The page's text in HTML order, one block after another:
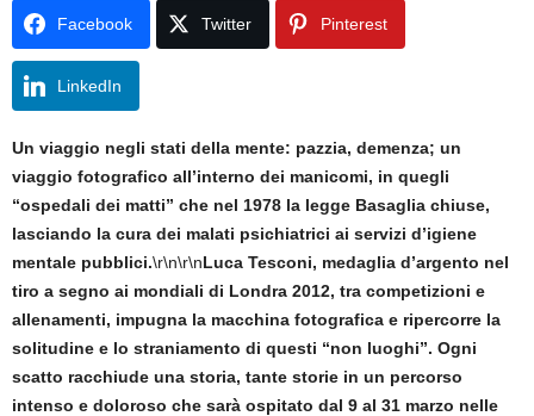
Facebook Twitter Pinterest
LinkedIn
Un viaggio negli stati della mente: pazzia, demenza; un
viaggio fotografico all’interno dei manicomi, in quegli
“ospedali dei matti” che nel 1978 la legge Basaglia chiuse,
lasciando la cura dei malati psichiatrici ai servizi d’igiene
mentale pubblici.\r\n\r\nLuca Tesconi, medaglia d’argento nel
tiro a segno ai mondiali di Londra 2012, tra competizioni e
allenamenti, impugna la macchina fotografica e ripercorre la
solitudine e lo straniamento di questi “non luoghi”. Ogni
scatto racchiude una storia, tante storie in un percorso
intenso e doloroso che sarà ospitato dal 9 al 31 marzo nelle